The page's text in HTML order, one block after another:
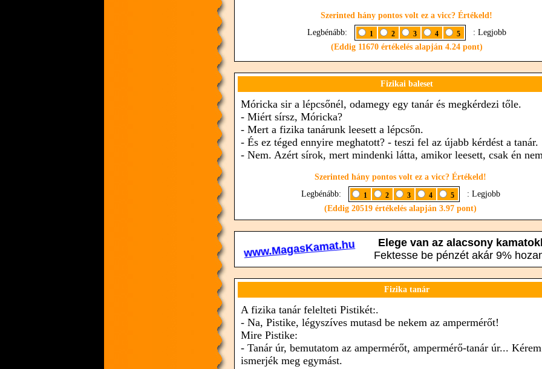
Szerinted hány pontos volt ez a vicc? Értékeld!
Legbénább:
1 2 3 4 5
: Legjobb
(Eddig 11670 értékelés alapján 4.24 pont)
Fizikai baleset
Móricka sir a lépcsőnél, odamegy egy tanár és megkérdezi tőle.
- Miért sírsz, Móricka?
- Mert a fizika tanárunk leesett a lépcsőn.
- És ez téged ennyire meghatott? - teszi fel az újabb kérdést a tanár.
- Nem. Azért sírok, mert mindenki látta, amikor leesett, csak én
Szerinted hány pontos volt ez a vicc? Értékeld!
Legbénább:
1 2 3 4 5
: Legjobb
(Eddig 20519 értékelés alapján 3.97 pont)
Fizika tanár
A fizika tanár felelteti Pistikét:.
- Na, Pistike, légyszíves mutasd be nekem az ampermérőt!
Mire Pistike:
- Tanár úr, bemutatom az ampermérőt, ampermérő-tanár úr... Kérem
ismerjék meg egymást.